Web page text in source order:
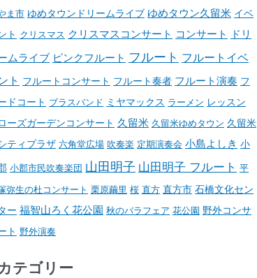
ま市 ゆめタウンドリームライブ ゆめタウン久留米 イベ
ト クリスマス クリスマスコンサート コンサート
ドリ
ムライブ ピンクフルート フルート フルートイベ
ト フルートコンサート フルート奏者 フルート演奏 フ
ドコート ブラスバンド ミヤマックス ラーメン レッスン
ーズガーデンコンサート 久留米 久留米ゆめタウン 久留米
ティプラザ 六角堂広場 吹奏楽 定期演奏会 小島よしき 小
小郡市民吹奏楽団 山田明子 山田明子 フルート 平
弥生の杜コンサート 栗原繭里 桜 直方 直方市 石橋文化セン
ー 福智山ろく花公園 秋のバラフェア 花公園 野外コンサ
ト 野外演奏
テゴリー